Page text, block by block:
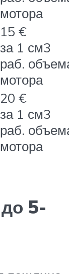
мотора
15 €
за 1 см3
раб.
мотора
20 €
за 1 см3
раб.
мотора
5-